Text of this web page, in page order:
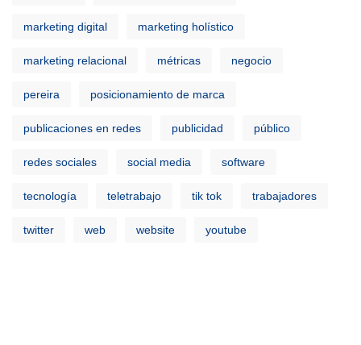
marketing digital marketing holístico
marketing relacional métricas negocio
pereira posicionamiento de marca
publicaciones en redes publicidad público
redes sociales social media software
tecnología teletrabajo tik tok trabajadores
twitter web website youtube